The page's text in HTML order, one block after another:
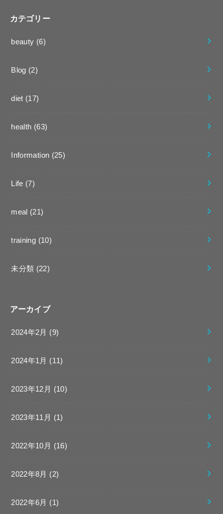
カテゴリー
beauty (6)
Blog (2)
diet (17)
health (63)
Information (25)
Life (7)
meal (21)
training (10)
未分類 (22)
アーカイブ
2024年2月 (9)
2024年1月 (11)
2023年12月 (10)
2023年11月 (1)
2022年10月 (16)
2022年8月 (2)
2022年6月 (1)